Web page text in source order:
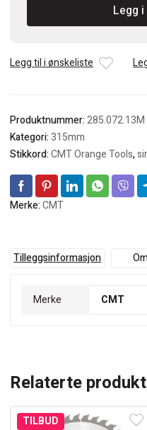
15°ATB
antall
Legg
Legg til i ønskeliste
Produktnummer:285.072.13M
Kategori:315mm
Stikkord:CMT Orange Tools,
Merke:CMT
Tilleggsinformasjon
Merke CMT
Relaterte
TILBUD